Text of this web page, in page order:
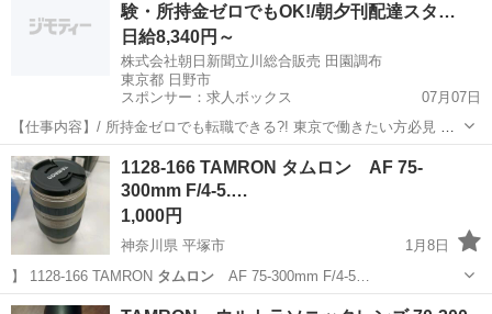
験・所持金ゼロでもOK!/朝夕刊配達スタ…
日給8,340円～
株式会社朝日新聞立川総合販売 田園調布
東京都 日野市
スポンサー：求人ボックス
07月07日
【仕事内容】/ 所持金ゼロでも転職できる?! 東京で働きたい方必見 即
日入居可!家具家電付きの寮・社宅あり! 引っ越しや上京の費用は”すべ
て”負担します 必ず面接!電話面接もOK! 魅力ポイント 家具家電付きの
寮・社宅を完備 無資...
アルバイト・パート
1128-166 TAMRON タムロン AF 75-
300mm F/4-5.…
1,000円
神奈川県 平塚市
1月8日
】 1128-166 TAMRON タムロンAF 75-300mm F/4-5…
神奈川 平塚市 リユース